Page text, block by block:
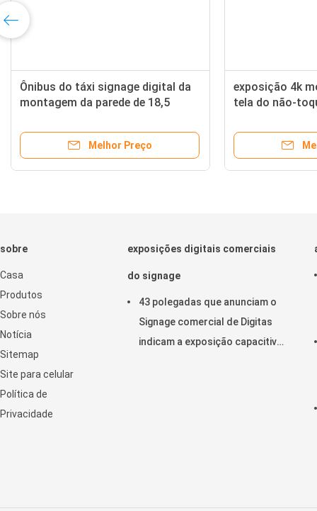
Tela táctil capacitivo fixado na
parede da indicação digital de 43
Melhor Preço
Ônibus do táxi
montagem da
capacitivo da
sobre
Casa
Produtos
Sobre nós
Notícia
Sitemap
Site para celular
Política de
Privacidade
exposições digitais comerciais
do signage
43 polegadas que anunciam o
Signage comercial de Digitas
indicam a exposição capacitiva